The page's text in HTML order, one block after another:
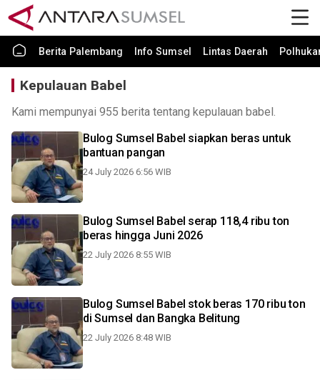
Berita Palembang Info Sumsel Lintas Daerah
Kepulauan Babel
Kami mempunyai 955 berita tentang kepulauan babel.
Bulog Sumsel Babel siapkan beras untuk
bantuan pangan
24 July 2026 6:56 WIB
Bulog Sumsel Babel serap 118,4 ribu ton
beras hingga Juni 2026
22 July 2026 8:55 WIB
Bulog Sumsel Babel stok beras 170 ribu ton
di Sumsel dan Bangka Belitung
22 July 2026 8:48 WIB